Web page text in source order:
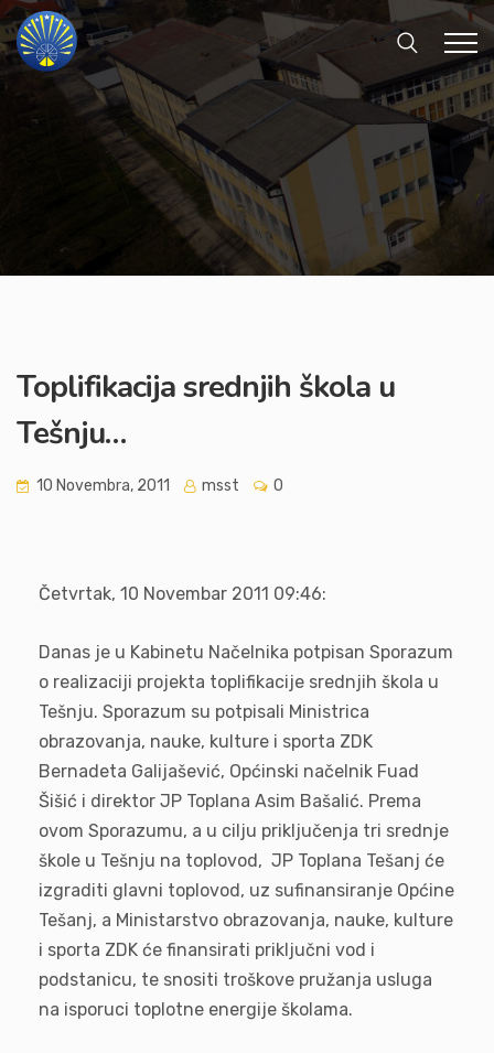
Toplifikacija srednjih škola u
Tešnju…
10 Novembra, 2011 msst 0
Četvrtak, 10 Novembar 2011 09:46:
Danas je u Kabinetu Načelnika potpisan Sporazum
o realizaciji projekta toplifikacije srednjih škola u
Tešnju. Sporazum su potpisali Ministrica
obrazovanja, nauke, kulture i sporta ZDK
Bernadeta Galijašević, Općinski načelnik Fuad
Šišić i direktor JP Toplana Asim Bašalić. Prema
ovom Sporazumu, a u cilju priključenja tri srednje
škole u Tešnju na toplovod, JP Toplana Tešanj će
izgraditi glavni toplovod, uz sufinansiranje Općine
Tešanj, a Ministarstvo obrazovanja, nauke, kulture
i sporta ZDK će finansirati priključni vod i
podstanicu, te snositi troškove pružanja usluga
na isporuci toplotne energije školama.